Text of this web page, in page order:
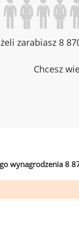
zarabiasz 8
Chcesz
wynagrodzenia 8